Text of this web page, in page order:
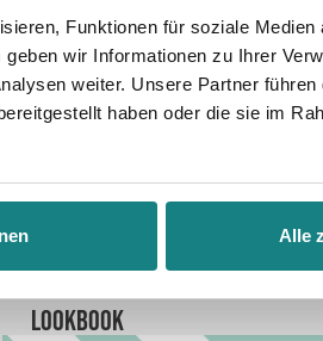
Funktionen für soziale Medien
wir Informationen zu Ihrer
weiter. Unsere Partner
haben oder die sie im
Alle
LookBook